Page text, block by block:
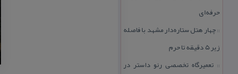
حرفه‌ای
::چهار هتل‌ ستاره‌دار مشهد با فاصله
زیر 5 دقیقه تا حرم
:: تعمیرگاه تخصصی رنو داستر در